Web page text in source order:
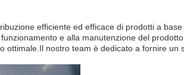
efficiente ed efficace di prodotti a
e alla manutenzione del
nostro team è dedicato a fornire un